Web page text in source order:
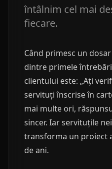
întâlnim cel mai
fiecare.
Când primesc un
dintre primele
clientului este: „Ați
servituți înscrise în
mai multe ori,
sincer. Iar servituțile
transforma un proiect
de ani.